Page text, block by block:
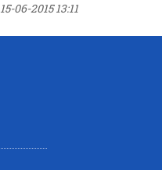
15-06-2015 13:11